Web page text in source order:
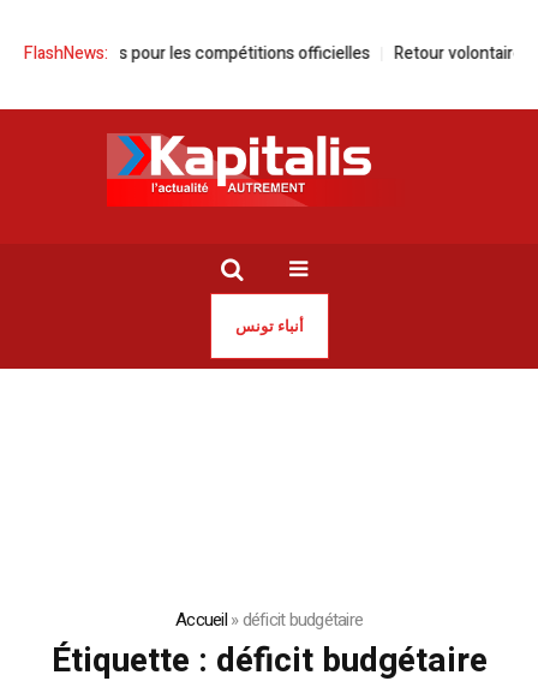
FlashNews:
les compétitions officielles Retour volontaire | Un nouveau départ
أنباء تونس
Accueil»déficit budgétaire
Étiquette : déficit budgétaire